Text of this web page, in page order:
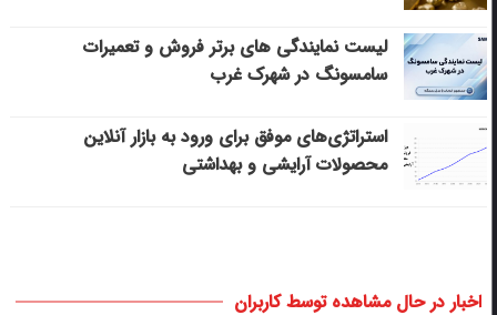
لیست نمایندگی های برتر فروش و تعمیرات
سامسونگ در شهرک غرب
استراتژی‌های موفق برای ورود به بازار آنلاین
محصولات آرایشی و بهداشتی
اخبار در حال مشاهده توسط کاربران